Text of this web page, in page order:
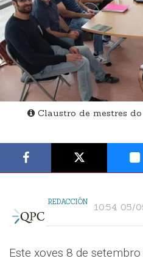
Claustro de mestres
REDACCIÓN 10:54 05/
Este xoves 8 de